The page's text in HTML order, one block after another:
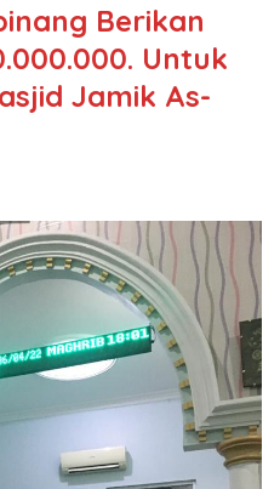
Berikan
Untuk
Jamik As-